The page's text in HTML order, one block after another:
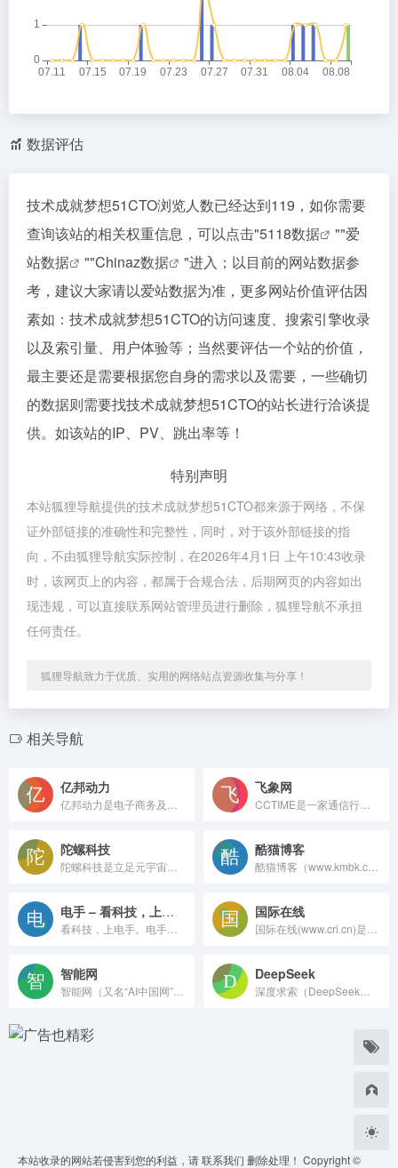
数据评估
技术成就梦想51CTO浏览人数已经达到119，如你需要
查询该站的相关权重信息，可以点击"5118数据 ""爱
站数据
""Chinaz数据
"进入；以目前的网站数据参
考，建议大家请以爱站数据为准，更多网站价值评估因
素如：技术成就梦想51CTO的访问速度、搜索引擎收录
以及索引量、用户体验等；当然要评估一个站的价值，
最主要还是需要根据您自身的需求以及需要，一些确切
的数据则需要找技术成就梦想51CTO的站长进行洽谈提
供。如该站的IP、PV、跳出率等！
特别声明
本站狐狸导航提供的技术成就梦想51CTO都来源于网络，不保
证外部链接的准确性和完整性，同时，对于该外部链接的指
向，不由狐狸导航实际控制，在2026年4月1日 上午10:43收录
时，该网页上的内容，都属于合规合法，后期网页的内容如出
现违规，可以直接联系网站管理员进行删除，狐狸导航不承担
任何责任。
狐狸导航致力于优质、实用的网络站点资源收集与分享！
相关导航
亿邦动力 飞象网
陀螺科技 酷猫博客
电手 – 看科技，上电手 国际在线
智能网 DeepSeek
本站收录的网站若侵害到您的利益，请联系我们 删除处理！ Copyright ©